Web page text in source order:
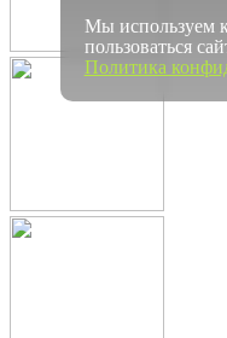
Мы используем
пользоваться
Политика